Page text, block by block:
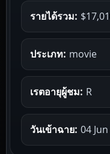
รายได้รวม:
ประเภท: movie
เรตอายุผู้ชม: R
วันเข้าฉาย: 04